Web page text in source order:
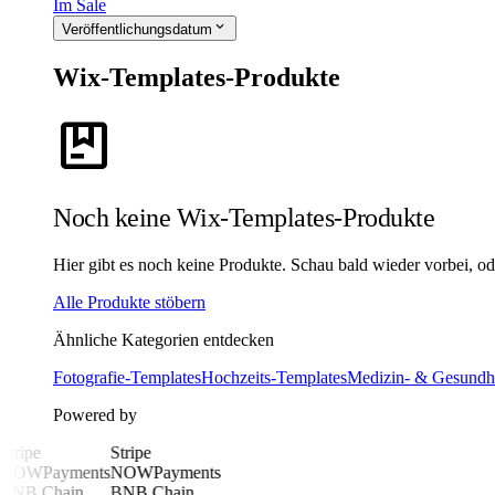
Im Sale
Veröffentlichungsdatum expand_more
Wix-Templates-Produkte
package
Noch keine Wix-Templates-Produkte
Hier gibt es noch keine Produkte. Schau bald wieder vorbei,
Alle Produkte stöbern
Ähnliche Kategorien entdecken
Fotografie-TemplatesHochzeits-TemplatesMedizin- &
Powered by
Stripe
NOWPayments